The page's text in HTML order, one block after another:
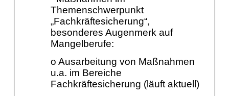
Themenschwerpunkt
„Fachkräftesicherung“,
besonderes Augenmerk auf
Mangelberufe:
o Ausarbeitung von Maßnahmen
u.a. im Bereiche
Fachkräftesicherung (läuft aktuell)